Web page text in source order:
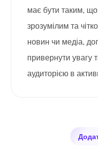
має бути таким,
зрозумілим та
новин чи медіа,
привернути увагу
аудиторією в